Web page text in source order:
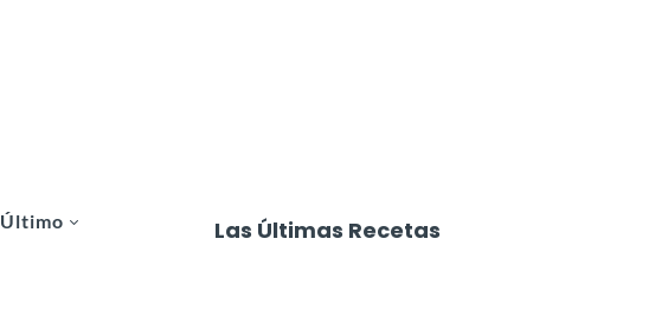
Último Las Últimas Recetas